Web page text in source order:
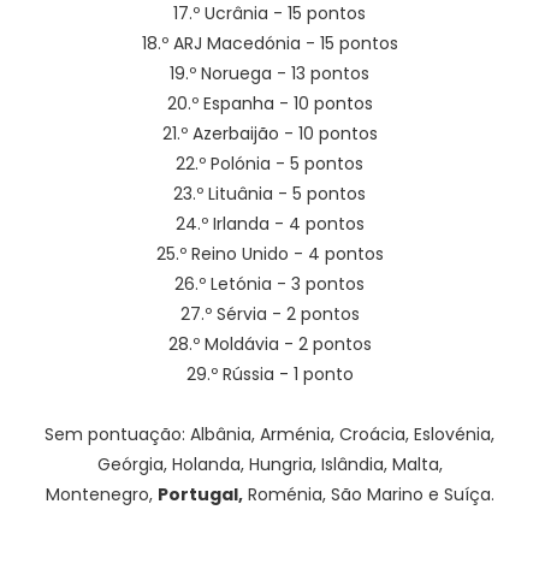
17.º Ucrânia - 15 pontos
18.º ARJ Macedónia - 15 pontos
19.º Noruega - 13 pontos
20.º Espanha - 10 pontos
21.º Azerbaijão - 10 pontos
22.º Polónia - 5 pontos
23.º Lituânia - 5 pontos
24.º Irlanda - 4 pontos
25.º Reino Unido - 4 pontos
26.º Letónia - 3 pontos
27.º Sérvia - 2 pontos
28.º Moldávia - 2 pontos
29.º Rússia - 1 ponto
Sem pontuação: Albânia, Arménia, Croácia, Eslovénia,
Geórgia, Holanda, Hungria, Islândia, Malta,
Montenegro, Portugal,Roménia, São Marino e Suíça.